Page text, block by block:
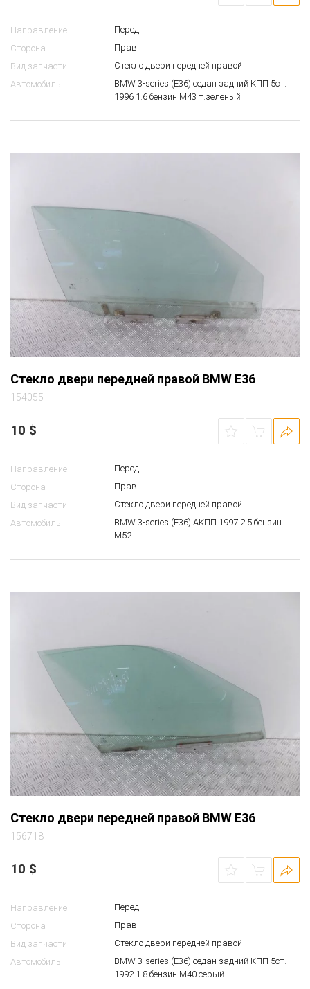
Направление
Перед.
Сторона
Прав.
Вид запчасти
Стекло двери передней правой
Автомобиль
BMW 3-series (E36) седан задний КПП 5ст.
1996 1.6 бензин M43 т.зеленый
Стекло двери передней правой BMW E36
154055
10 $
Направление
Перед.
Сторона
Прав.
Вид запчасти
Стекло двери передней правой
Автомобиль
BMW 3-series (E36) АКПП 1997 2.5 бензин
M52
Стекло двери передней правой BMW E36
156718
10 $
Направление
Перед.
Сторона
Прав.
Вид запчасти
Стекло двери передней правой
Автомобиль
BMW 3-series (E36) седан задний КПП 5ст.
1992 1.8 бензин M40 серый